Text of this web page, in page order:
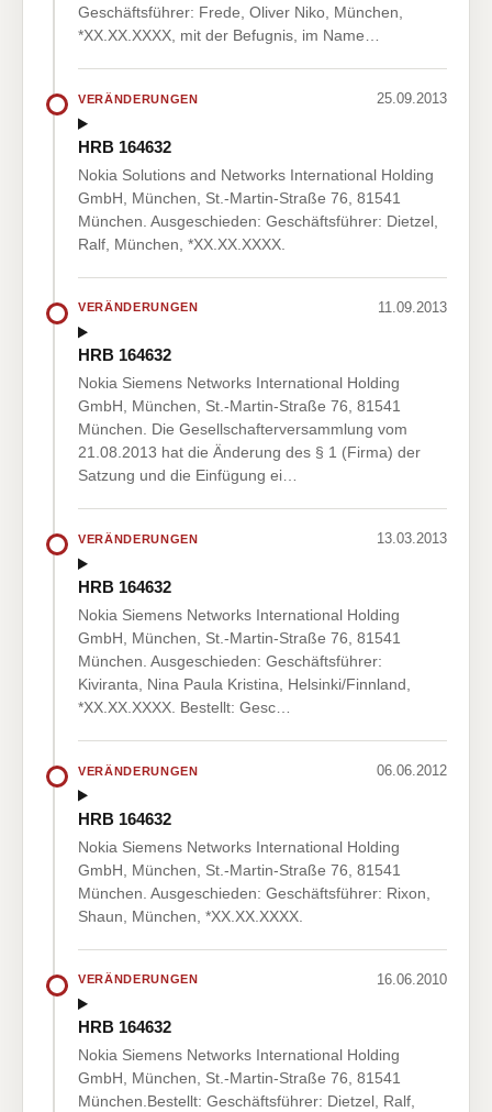
Geschäftsführer: Frede, Oliver Niko, München,
*XX.XX.XXXX, mit der Befugnis, im Name…
VERÄNDERUNGEN 25.09.2013
HRB 164632
Nokia Solutions and Networks International Holding
GmbH, München, St.-Martin-Straße 76, 81541
München. Ausgeschieden: Geschäftsführer: Dietzel,
Ralf, München, *XX.XX.XXXX.
VERÄNDERUNGEN 11.09.2013
HRB 164632
Nokia Siemens Networks International Holding
GmbH, München, St.-Martin-Straße 76, 81541
München. Die Gesellschafterversammlung vom
21.08.2013 hat die Änderung des § 1 (Firma) der
Satzung und die Einfügung ei…
VERÄNDERUNGEN 13.03.2013
HRB 164632
Nokia Siemens Networks International Holding
GmbH, München, St.-Martin-Straße 76, 81541
München. Ausgeschieden: Geschäftsführer:
Kiviranta, Nina Paula Kristina, Helsinki/Finnland,
*XX.XX.XXXX. Bestellt: Gesc…
VERÄNDERUNGEN 06.06.2012
HRB 164632
Nokia Siemens Networks International Holding
GmbH, München, St.-Martin-Straße 76, 81541
München. Ausgeschieden: Geschäftsführer: Rixon,
Shaun, München, *XX.XX.XXXX.
VERÄNDERUNGEN 16.06.2010
HRB 164632
Nokia Siemens Networks International Holding
GmbH, München, St.-Martin-Straße 76, 81541
München.Bestellt: Geschäftsführer: Dietzel, Ralf,